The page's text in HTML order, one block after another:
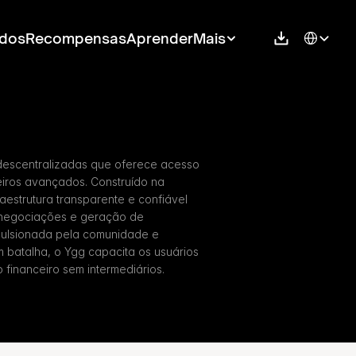
RecompensasAprenderMais Select
que oferece acesso
avançados. Construído na
transparente e confiável
e geração de
pela comunidade e
batalha, o Ygg capacita os usuários
sem intermediários.